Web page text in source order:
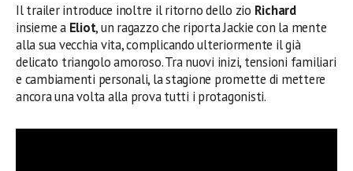
Il trailer introduce inoltre il ritorno dello zio Richard
insieme a Eliot, un ragazzo che riporta Jackie con la mente
alla sua vecchia vita, complicando ulteriormente il già
delicato triangolo amoroso. Tra nuovi inizi, tensioni familiari
e cambiamenti personali, la stagione promette di mettere
ancora una volta alla prova tutti i protagonisti.